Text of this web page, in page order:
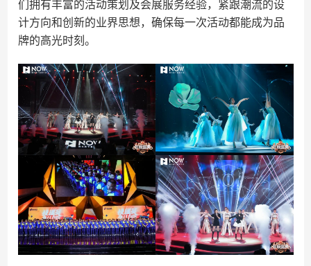
们拥有丰富的活动策划及会展服务经验，紧跟潮流的设
计方向和创新的业界思想，确保每一次活动都能成为品
牌的高光时刻。